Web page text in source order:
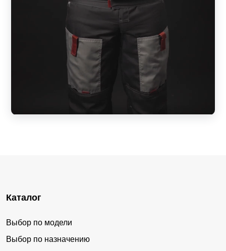
Каталог
Выбор по модели
Выбор по назначению